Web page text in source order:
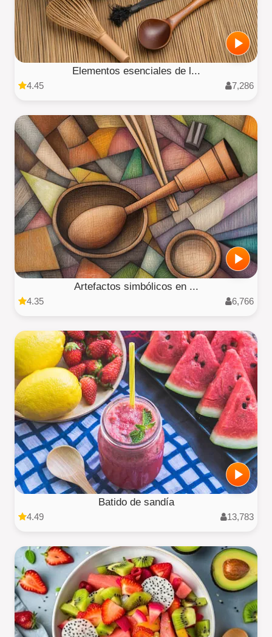
Elementos esenciales de l...
4.45 7,286
Artefactos simbólicos en ...
4.35 6,766
Batido de sandía
4.49 13,783